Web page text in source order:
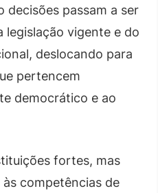
decisões passam a ser
legislação vigente e do
deslocando para
pertencem
democrático e ao
fortes, mas
competências de